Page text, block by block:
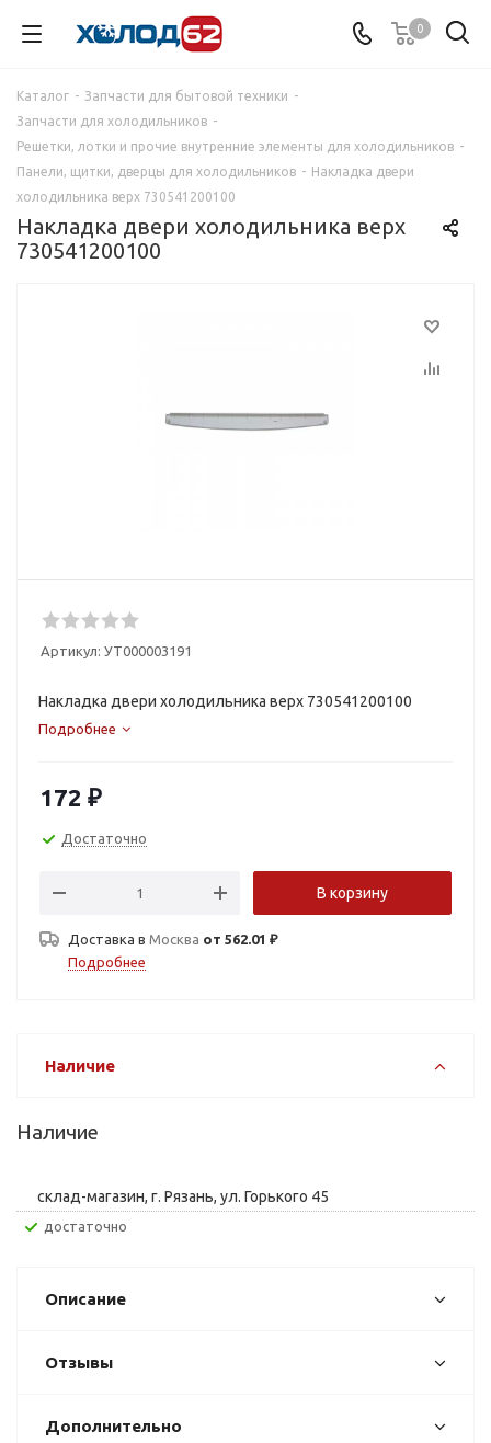
0
Каталог - Запчасти для бытовой техники -
Запчасти для холодильников -
Решетки, лотки и прочие внутренние элементы для холодильников -
Панели, щитки, дверцы для холодильников - Накладка двери
холодильника верх 730541200100
Накладка двери холодильника верх
730541200100
Артикул: УТ000003191
Накладка двери холодильника верх 730541200100
Подробнее
172 ₽
Достаточно
В корзину
Доставка в Москва от 562.01 ₽
Подробнее
Наличие
Наличие
склад-магазин, г. Рязань, ул. Горького 45
Достаточно
Описание
Отзывы
Дополнительно